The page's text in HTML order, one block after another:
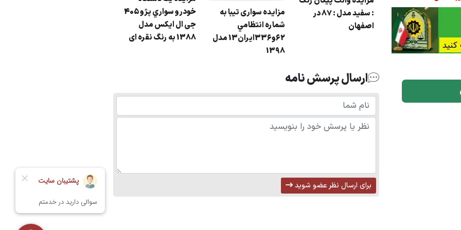
خودرو سواري پژو 405
جی ال ایکس مدل
1388 به رنگ نقره ای
مزایده سواری تيبا به
شماره انتظامي
62و336ايران13 مدل
1398
: سفید مدل : 87 در
اصفهان
مزایده وانت پیکان رنگ
: سفید مدل : 90
ارسال پرسش نامه
برای ارسال نظر عضو شوید